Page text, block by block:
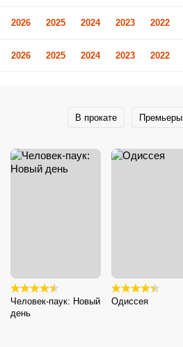
2026 2025 2024 2023 2022
2026 2025 2024 2023 2022
В прокате Премьеры
Человек-паук: Новый
день
Одиссея